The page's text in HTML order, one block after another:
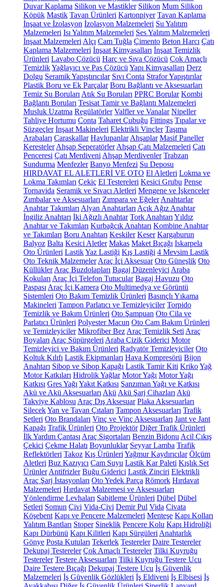
Duvar Kaplama Silikon ve Mastikler Silikon Mum Silikon
Köpük Mastik Tavan Ürünleri Kartonpiyer Tavan Kaplama
İnşaat ve İzolasyon İzolasyon Malzemeleri Su Yalıtım
Malzemeleri Isı Yalıtım Malzemeleri Ses Yalıtım Malzemeleri
İnşaat Malzemeleri Alçı Cam Tuğla Çimento Beton Harcı Çatı
Kaplama Malzemeleri İnşaat Kimyasalları İnşaat Temizlik
Ürünleri Lavabo Çözücü Harç ve Sıva Çözücü Çok Amaçlı
TemizlikYağlayıcı ve Pas Çözücü Yapı Kimyasalları Derz
Dolgu Seramik Yapıştırıcılar Sıvı Conta Strafor Yapıştırılar
Plastik Boru ve Ek Parçalar Boru Bağlantı ve Aksesuarları
Temiz Su Boruları Atık Su Boruları PPRC Borular Kombi
Bağlantı Boruları Tesisat Tamir ve Bağlantı Malzemeleri
Musluk Uzatma Regülatörler Valfler ve Vanalar Nipeller
Tahliye Hortumu Conta Taharet Çubuğu Fittings Tıpalar ve
Süzgeçler İnşaat Makineleri Elektrikli Vinçler Taşıma
Arabaları Caraskallar Havlupanlar Ahşaplar Masif Paneller
Keresteler Ahşap Seperatörler Ahşap Çatı Malzemeleri Çatı
Penceresi Çatı Merdiveni Ahşap Merdivenler Trabzan
Sundurma Menfezler Banyo Menfezi Su Deposu
HIRDAVAT EL ALETLERİ VE OTO El Aletleri Lokma ve
Lokma Takımları Çekiç El Testereleri Kesici Grubu Pense
Tornavida Seramik ve Sıvacı Aletleri Mengene ve İşkenceler
Zımbalar ve Aksesuarları Zımpara ve Eğeler Anahtarlar
Anahtar Takımları Alyan Anahtarları Açık Ağız Anahtar
İngiliz Anahtarı İki Ağızlı Anahtar Tork Anahtarı Yıldız
Anahtar ve Takımları Kurbağcık Anahtarı Kombine Anahtar
ve Takımları Boru Anahtarı Keskiler Keser Kargaburun
Balyoz Balta Kesici Aletler Makas Maket Bıçağı Iskarpela
Oto Ürünleri LastikYaz Lastiği Kış Lastiği 4 Mevsim Lastik
Oto Teknik Malzemeler Araç İçi Aksesuar Oto Güneşlik Oto
Küllükler Araç Buzdolapları Bagaj Düzenleyici Araba
Kokuları Araç İçi Telefon Tutucular Bagaj Havuzu Oto
Paspası Araç İçi Kamera Oto Multimedya ve Görüntü
Sistemleri Oto Bakım Temizlik Ürünleri Basınçlı Yıkama
Makineleri Tampon Parlatıcı ve Temizleyiciler Torpido
Temizlik ve Bakım Ürünleri Oto Şampuan Oto Cila ve
Parlatıcı Ürünleri Polyester Macun Oto Cam Bakım Ürünleri
ve Temizleyiciler Mikrofiber Bez Araç Temizlik Seti Araç
Boyaları Araç Süpürgeleri Araba Çizik Giderici Motor
Temizleyici ve Bakım Ürünleri Radyatör Temizleyiciler Oto
Koltuk Kılıfı Lastik Ekipmanları Hava Kompresörü Bijon
Anahtarı Sibop ve Sibop Kapağı Lastik Tamir Kiti KrikoYağ
Motor Katkıları Hidrolik Yağlar Motor Yağı Motor Yağı
Katkısı Gres Yağı Yakıt Katkısı Şanzıman Yağı ve Katkısı
Akü ve Akü Aksesuarları Akü Akü Şarj Cihazları Akü
Takviye Kablosu Araç Dış Aksesuar Plaka Aksesuarları
SilecekYan ve Tavan Çıtaları Tampon Aksesuarları Trafik
Setleri Oto Brandaları Vinç ve Vinç Aksesuarları Jant ve Jant
Kapağı Trafik Ürünleri Oto Projektör Diğer Trafik Ürünleri
İlk Yardım Çantası Araç Sigortaları Benzin Bidonu Acil Çıkış
Çekici Çekme Halatı Boyunluklar Seyyar Lamba Trafik
Reflektörleri Takoz Kış Ürünleri Yağmur Kaydırıcılar Ölçüm
Aletleri Buz Kazıyıcı Cam Suyu Lastik Kar Paleti Kışlık Set
Ürünler Antifrizler Buğu Giderici Lastik Zinciri Elektrikli
Araç Şarj İstasyonları Oto Yedek Parça Römork Hırdavat
Malzemeleri Hırdavat Malzemesi ve Aksesuarları
Yönlendirme Levhaları Sabitleme Ürünleri Dübel Dübel
Setleri Somun Çivi Vida-Çivi Demir Pul Vida Civata
Köşebent Kapı ve Pencere Malzemeleri Menteşe Kapı Kolları
Yalıtım Bantları Stoper Sineklik Pencere Kolu Kapı Hidroliği
Kapı Dürbünü Kapı Kilitleri Kapı Sürgüleri Anahtarlık
Gönye Posta Kutuları Tekerlek Testereler Daire Testereler
Dekupaj Testereler Çok Amaçlı Testereler Tilki Kuyruğu
Testereler Testere Aksesuarları Tilki Kuyruğu Testere Ucu
Daire Testere Bıçağı Dekupaj Testere Ucu İş Güvenlik
Malzemeleri İş Güvenlik Gözlükleri İş Eldiveni İş Elbisesi İş